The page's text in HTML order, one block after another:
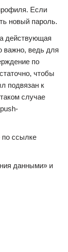
Если
новый пароль.
действующая
важно, ведь для
по
чтобы
подвязан к
случае
ссылке
данными» и